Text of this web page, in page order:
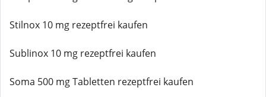
Stilnox 10 mg rezeptfrei kaufen
Sublinox 10 mg rezeptfrei kaufen
Soma 500 mg Tabletten rezeptfrei kaufen